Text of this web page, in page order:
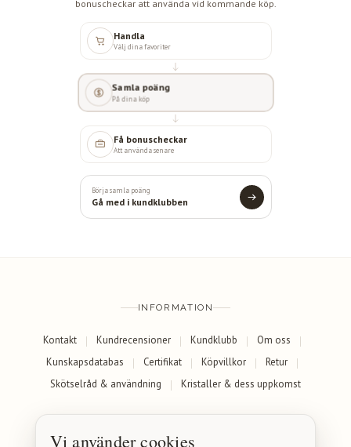
bonuscheckar att använda vid kommande köp.
Handla
Välj dina favoriter
Samla poäng
På dina köp
Få bonuscheckar
Att använda senare
Börja samla poäng
Gå med i kundklubben
INFORMATION
Kontakt Kundrecensioner Kundklubb
Om oss
Kunskapsdatabas
Certifikat Köpvillkor
Retur
Skötselråd & användning
Kristaller & dess uppkomst
Vi använder cookies